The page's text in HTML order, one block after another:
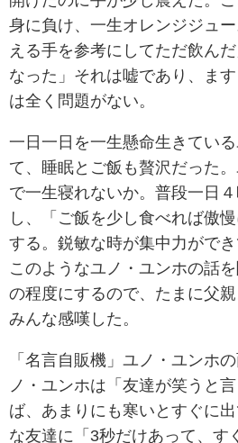
身に負け、一生オレンジジュ
える手を参考にしてただ飲ん
なった」それは嘘であり、ま
は全く問題がない。
一日一日を一生懸命生きてい
て、睡眠とご飯も贅沢だった
で一生寝れないか。普段一日
し、「ご飯を少し食べれば傲
する。鋭敏な時が集中力ができ
このようなユノ・ユンホの話
の程度にするので、たまに父
みんな感嘆した。
「名言自販機」ユノ・ユンホ
ノ・ユンホは「友達が笑うと
ば、あまりにも寒いとすぐに
な友達に「3秒だけあって、す